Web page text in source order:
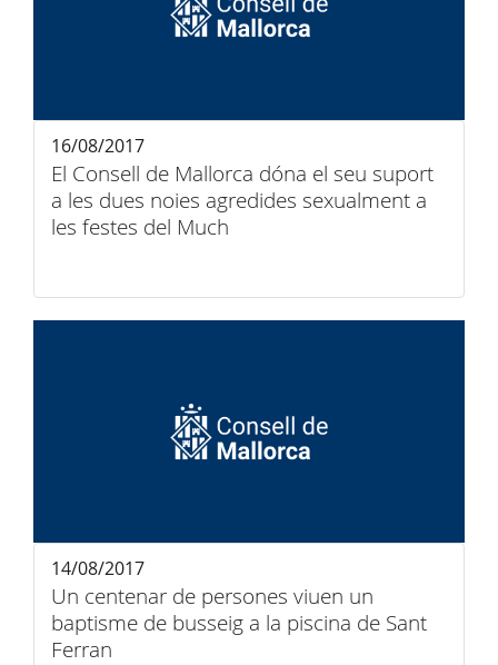
El Consell de Mallorca dóna el seu suport
a les dues noies agredides sexualment a
les festes del Much
16/08/2017
Un centenar de persones viuen un
baptisme de busseig a la piscina de Sant
Ferran
14/08/2017